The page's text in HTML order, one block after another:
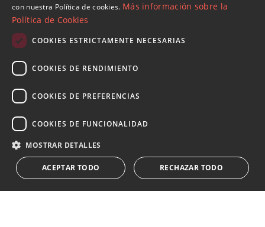
Suscribase a nuestro Newsletter
Reciba novedades sobre propiedades , actualidad y
estilo de vida de Marbella
Acepto el
Le informamos que los datos personales obtenidos mediante
este formulario...Expandir
SPANISH
con nuestra Política de cookies. Más información sobre la
Política de Cookies
COOKIES ESTRICTAMENTE NECESARIAS
COOKIES DE RENDIMIENTO
COOKIES DE PREFERENCIAS
COOKIES DE FUNCIONALIDAD
MOSTRAR DETALLES
ACEPTAR TODO RECHAZAR TODO